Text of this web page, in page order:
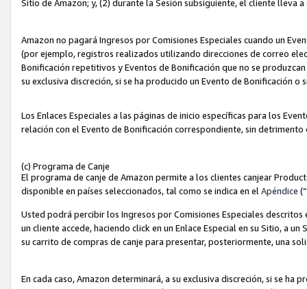
Sitio de Amazon; y, (2) durante la Sesión subsiguiente, el cliente lleva
Amazon no pagará Ingresos por Comisiones Especiales cuando un
(por ejemplo, registros realizados utilizando direcciones de correo
Bonificación repetitivos y Eventos de Bonificación que no se
su exclusiva discreción, si se ha producido un Evento de Bonificación
Los Enlaces Especiales a las páginas de inicio específicas para los
relación con el Evento de Bonificación correspondiente, sin
(c) Programa de Canje
El programa de canje de Amazon permite a los clientes canjear
disponible en países seleccionados, tal como se indica en el Apéndice
Usted podrá percibir los Ingresos por Comisiones Especiales
un cliente accede, haciendo click en un Enlace Especial en su Sitio, a
su carrito de compras de canje para presentar, posteriormente, una
En cada caso, Amazon determinará, a su exclusiva discreción, si se